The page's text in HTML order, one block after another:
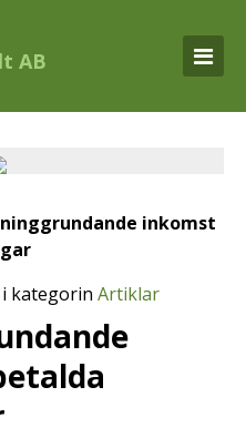
AB
inkomst
kategorin Artiklar